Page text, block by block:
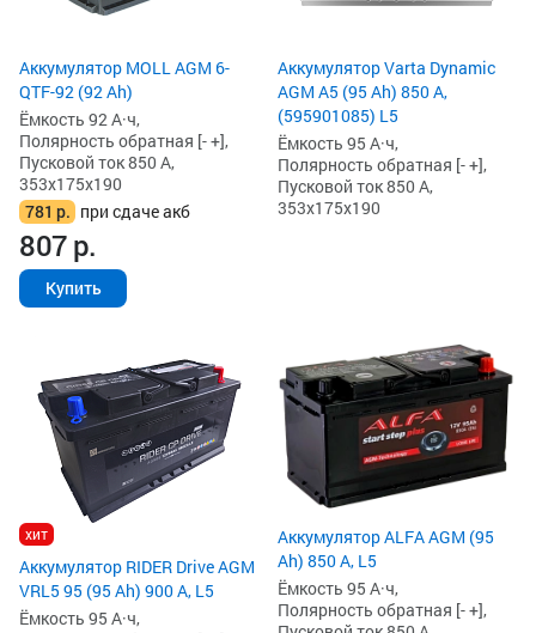
Аккумулятор MOLL AGM 6-
QTF-92 (92 Ah)
Ёмкость 92 А·ч,
Полярность обратная [- +],
Пусковой ток 850 А,
353x175x190
781 р. при сдаче акб
807р.
Купить
Аккумулятор Varta Dynamic
AGM A5 (95 Ah) 850 А,
(595901085) L5
Ёмкость 95 А·ч,
Полярность обратная [- +],
Пусковой ток 850 А,
353x175x190
хит
Аккумулятор RIDER Drive AGM
VRL5 95 (95 Ah) 900 А, L5
Ёмкость 95 А·ч,
Аккумулятор ALFA AGM (95
Ah) 850 А, L5
Ёмкость 95 А·ч,
Полярность обратная [- +],